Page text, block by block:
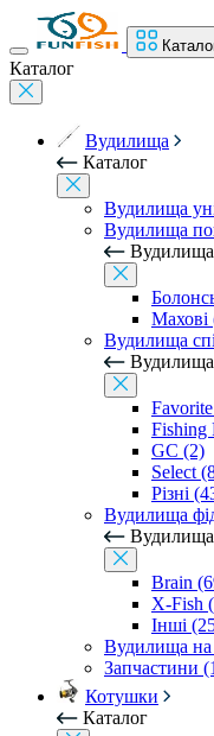
Каталог
Вудилища
Каталог
Вудилища
Вудилища
Вудилища
Махові
Вудилища
Вудилища
Fishing
GC (2)
Select
Різні
Вудилища
Вудилища
Brain
X-Fish
Інші
Вудилища на
Запчастини
Котушки
Каталог